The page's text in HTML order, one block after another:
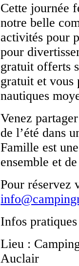
Cette journée
notre belle
activités pour
pour
gratuit offerts
gratuit et vous
nautiques
Venez
de l’été dans
Famille est
ensemble et
Pour réservez
Infos
Lieu :
Auclair